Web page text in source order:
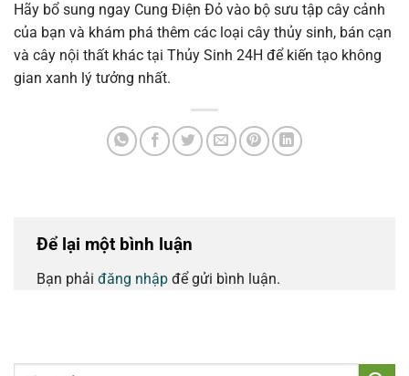
Hãy bổ sung ngay Cung Điện Đỏ vào bộ sưu tập cây cảnh
của bạn và khám phá thêm các loại cây thủy sinh, bán cạn
và cây nội thất khác tại Thủy Sinh 24H để kiến tạo không
gian xanh lý tưởng nhất.
Để lại một bình luận
Bạn phải đăng nhập để gửi bình luận.